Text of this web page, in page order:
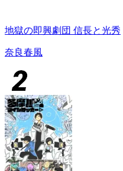
地獄の即興劇団 信長と光秀
奈良春風